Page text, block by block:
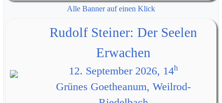
Alle Banner auf einen Klick
Rudolf Steiner: Der Seelen
Erwachen
12. September 2026, 14h
Grünes Goetheanum, Weilrod-